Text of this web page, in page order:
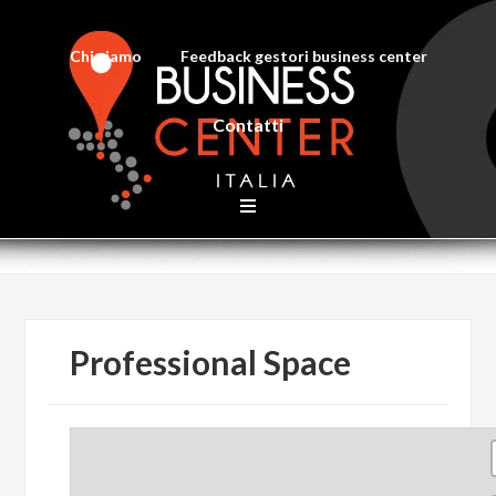
Chi siamo Feedback gestori business center
Contatti
Professional Space